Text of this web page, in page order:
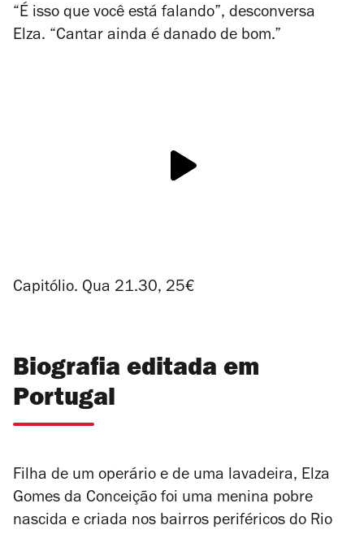
“É isso que você está falando”, desconversa
Elza. “Cantar ainda é danado de bom.”
Capitólio. Qua 21.30, 25€
Biografia editada em
Portugal
Filha de um operário e de uma lavadeira, Elza
Gomes da Conceição foi uma menina pobre
nascida e criada nos bairros periféricos do Rio